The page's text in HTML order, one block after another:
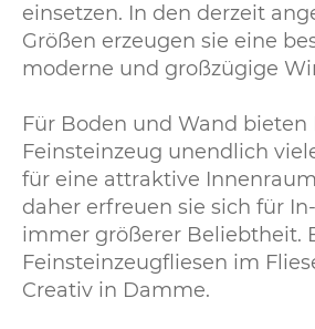
einsetzen. In den derzeit
Größen erzeugen sie eine
moderne und großzügige
Für Boden und Wand bieten
Feinsteinzeug unendlich
für eine attraktive
daher erfreuen sie sich für
immer größerer Beliebtheit.
Feinsteinzeugfliesen im
Creativ in Damme.